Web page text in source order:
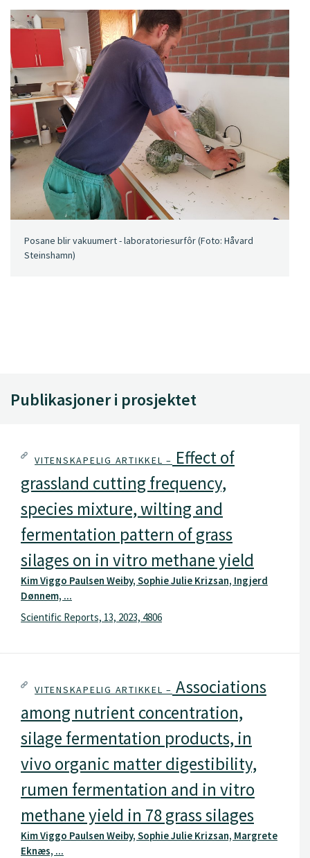
Posane blir vakuumert - laboratoriesurfôr (Foto: Håvard
Steinshamn)
Publikasjoner i prosjektet
VITENSKAPELIG ARTIKKEL – Effect of
grassland cutting frequency,
species mixture, wilting and
fermentation pattern of grass
silages on in vitro methane yield
Kim Viggo Paulsen Weiby, Sophie Julie Krizsan, Ingjerd
Dønnem, ...
Scientific Reports, 13, 2023, 4806
VITENSKAPELIG ARTIKKEL – Associations
among nutrient concentration,
silage fermentation products, in
vivo organic matter digestibility,
rumen fermentation and in vitro
methane yield in 78 grass silages
Kim Viggo Paulsen Weiby, Sophie Julie Krizsan, Margrete
Eknæs, ...